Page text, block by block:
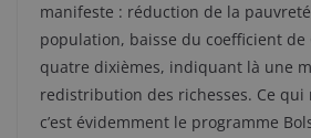
manifeste : réduction de la
population, baisse du coefficient de
quatre dixièmes, indiquant là une
redistribution des richesses. Ce qui
c’est évidemment le programme